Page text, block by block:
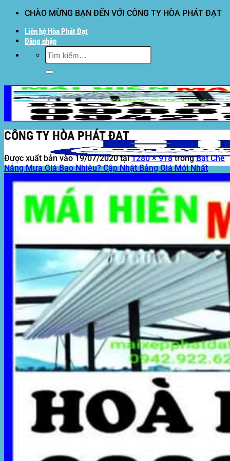
dung
CHÀO MỪNG BẠN ĐẾN VỚI CÔNG TY HÒA PHÁT ĐẠT
Liên hệ Hòa Phát Đạt
Đăng nhập
Tìm
kiếm:
Hòa Phát Đạt
Giới thiệu Hòa Phát Đạt
Sản Phẩm
Sản Phẩm Bạt Che Ngoài Trời
Bạt che nắng mưa
Bạt kéo ngoài trời
Bạt che tự cuốn
Bạt nhựa xanh cam
Bạt sọc 3 màu
Bạt nhựa giá rẻ
Bạt lót ao hồ
Bạt nhựa đen HDPE
Màng chống thấm HDPE
Sản Phẩm Dù Che Ngoài Trời
Dù che quán cafe
Dù che sự kiện
Dù lệch tâm
Sản Phẩm Mái Che Di Động
Mái hiên di động
CÔNG TY HÒA PHÁT ĐẠT
Được xuất bản vào19/07/2020tại1280 × 918trongBạt Che
Nắng Mưa Giá Bao Nhiêu? Cập Nhật Bảng Giá Mới Nhất